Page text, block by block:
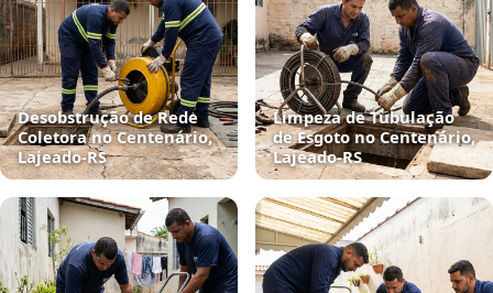
Desobstrução de Rede
Coletora no Centenário,
Lajeado‑RS
Limpeza de Tubulação
de Esgoto no Centenário,
Lajeado‑RS